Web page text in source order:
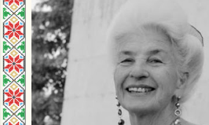
ни богаство. Съхраняването на
мисия с особена значимост за
отбеляза г-н Колев.
фолклорен събор тракийци
с корените си, с културата си
Тракийските песни дори и в
служили като извор на